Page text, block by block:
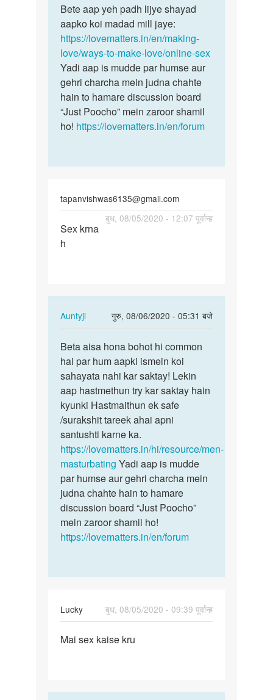
to
Online
sex
seva
by
Bagh
brother
Bete
aap
yeh
padh
lijye…
Bete aap yeh padh lijye shayad
aapko koi madad mill jaye:
https://lovematters.in/en/making-
love/ways-to-make-love/online-sex
Yadi aap is mudde par humse aur
gehri charcha mein judna chahte
hain to hamare discussion board
“Just Poocho” mein zaroor shamil
ho! https://lovematters.in/en/forum
tapanvishwas6135@gmail.com
बुध, 08/05/2020 - 12:07 पूर्वान्ह
Sex
krna
Sex krna
h
Auntyji
गुरु, 08/06/2020 - 05:31 बजे
In
to
Sex
krna
h
by
tapanvishwas6135@gmail.com
Beta
aisa
hona
bohot
hi…
Beta aisa hona bohot hi common
hai par hum aapki ismein koi
sahayata nahi kar saktay! Lekin
aap hastmethun try kar saktay hain
kyunki Hastmaithun ek safe
/surakshit tareek ahai apni
santushti karne ka.
https://lovematters.in/hi/resource/men-
masturbating Yadi aap is mudde
par humse aur gehri charcha mein
judna chahte hain to hamare
discussion board “Just Poocho”
mein zaroor shamil ho!
https://lovematters.in/en/forum
Lucky
बुध, 08/05/2020 - 09:39 पूर्वान्ह
Mai
Mai sex kaise kru